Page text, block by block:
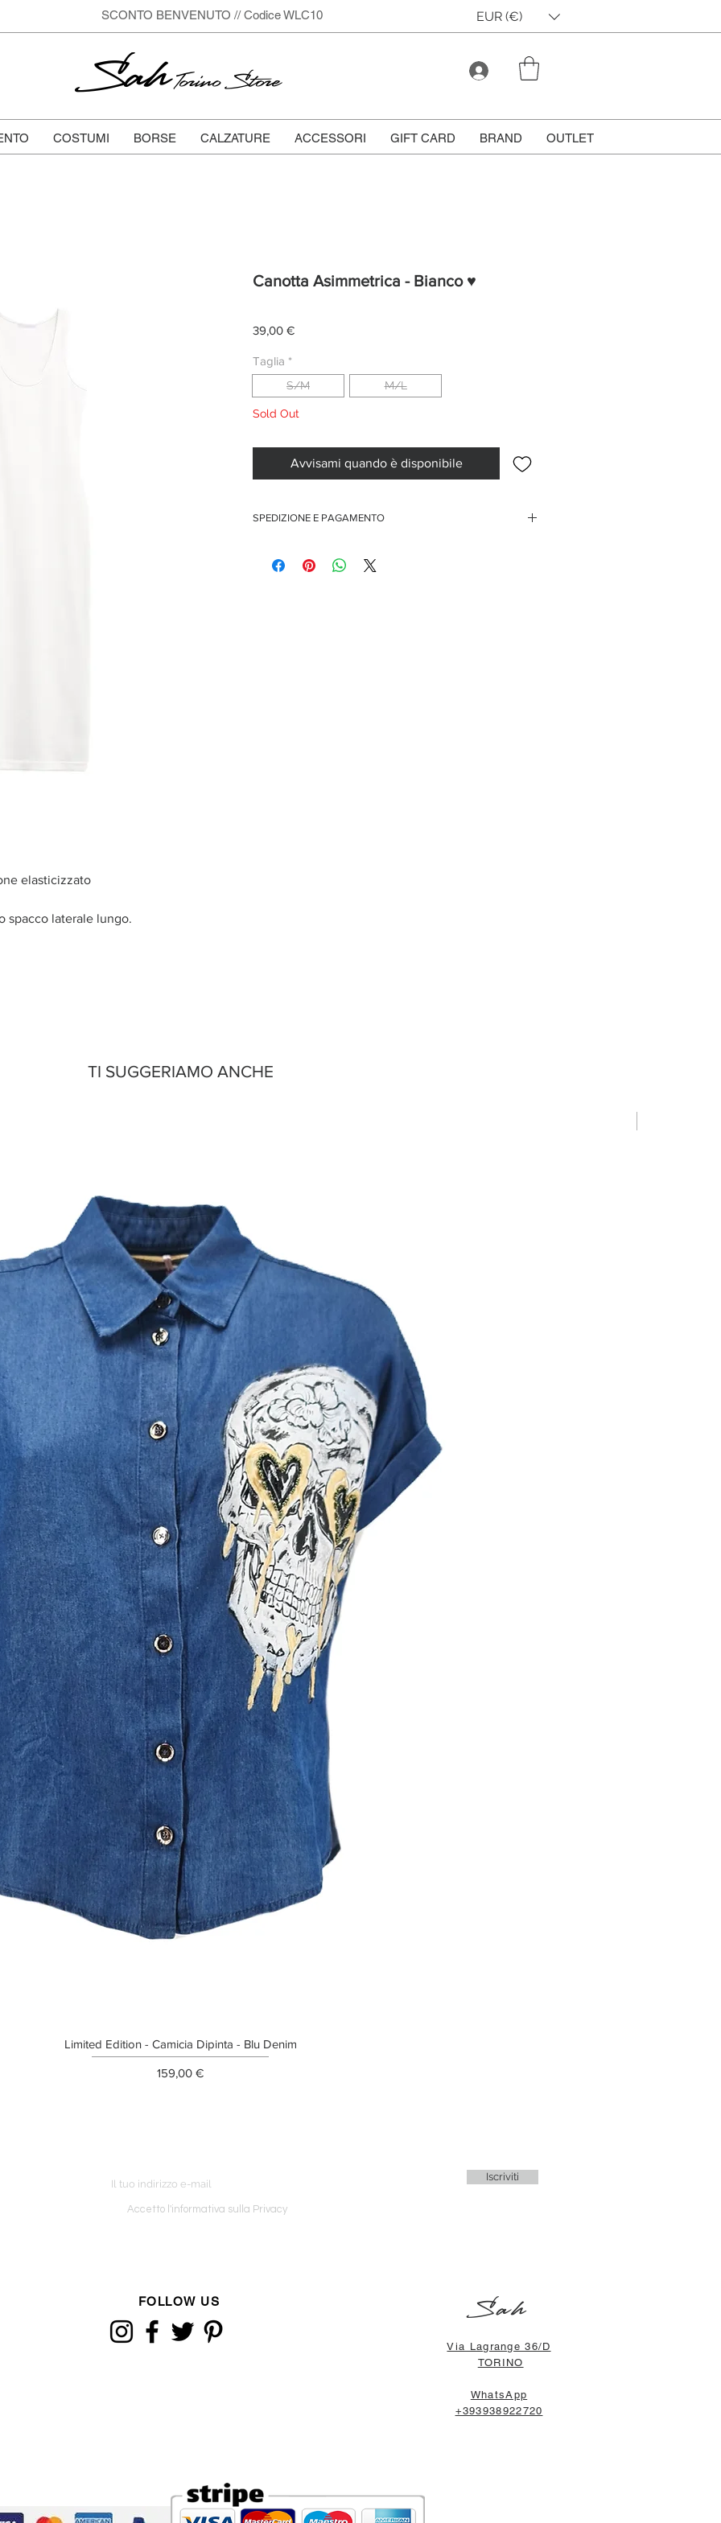
SCONTO BENVENUTO // Codice WLC10 EUR (€)
SahTorino Store
COSTUMI BORSE CALZATURE ACCESSORI GIFT CARD BRAND OUTLET
elasticizzato
spacco laterale lungo.
Canotta Asimmetrica - Bianco ♥
39,00 €Prezzo
Taglia *
S/M M/L
Sold Out
Avvisami quando è disponibile
SPEDIZIONE E PAGAMENTO
Pagamenti sicuri con carte di credito
TI SUGGERIAMO ANCHE
Limited Edition - Camicia Dipinta - Blu Denim
Prezzo
159,00 €
Iscriviti
Accetto l'informativa sulla Privacy
FOLLOW US Sah
Via Lagrange 36/D
TORINO
WhatsApp
+393938922720